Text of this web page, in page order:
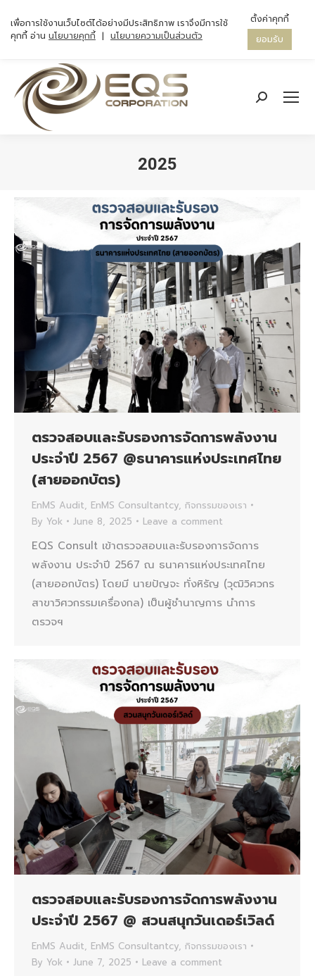
Search:
2025
ตรวจสอบและรับรองการจัดการพลังงาน
ประจำปี 2567 @ธนาคารแห่งประเทศไทย
(สายออกบัตร)
EnMS Audit, EnMS Consultantcy, กิจกรรมของเรา
By Yok June 8, 2025 Leave a comment
EQS Consult เข้าตรวจสอบและรับรองการจัดการ
พลังงาน ประจำปี 2567 ณ ธนาคารแห่งประเทศไทย
(สายออกบัตร) โดยมี นายปัญจะ ทั่งหิรัญ (วุฒิวิศวกร
สาขาวิศวกรรมเครื่องกล) เป็นผู้ชำนาญการ นำการ
ตรวจฯ
ตรวจสอบและรับรองการจัดการพลังงาน
ประจำปี 2567 @ สวนสนุกวันเดอร์เวิลด์
EnMS Audit, EnMS Consultantcy, กิจกรรมของเรา
By Yok June 7, 2025 Leave a comment
เพื่อการใช้งานเว็บไซต์ได้อย่างมีประสิทธิภาพ เราจึงมีการใช้
คุกกี้ อ่าน นโยบายคุกกี้ | นโยบายความเป็นส่วนตัว
ตั้งค่าคุกกี้
ยอมรับ